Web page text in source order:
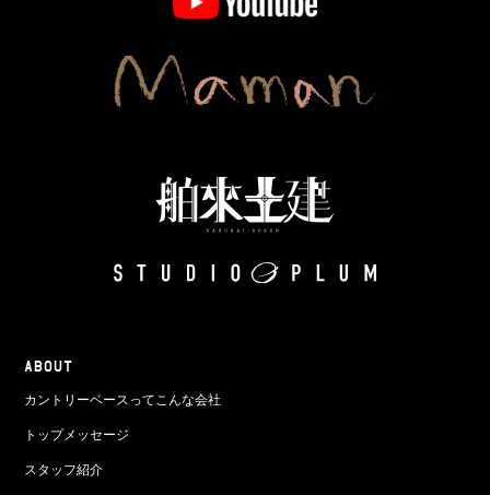
ABOUT
カントリーベースってこんな会社
トップメッセージ
スタッフ紹介